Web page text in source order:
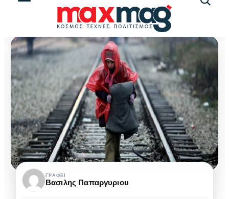
Παγιδευμένοι
ανάμεσα
ΓΡΆΦΕΙ
Βασιλης Παπαργυριου